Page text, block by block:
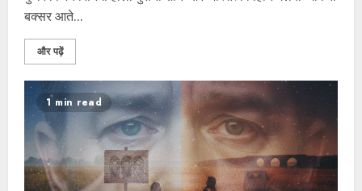
बक्सर आते...
और पढ़ें
1 min read